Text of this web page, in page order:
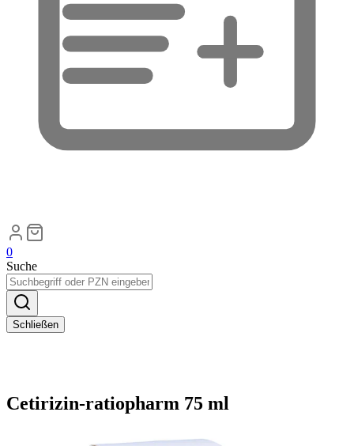
0
Suche
Schließen
Cetirizin-ratiopharm 75 ml